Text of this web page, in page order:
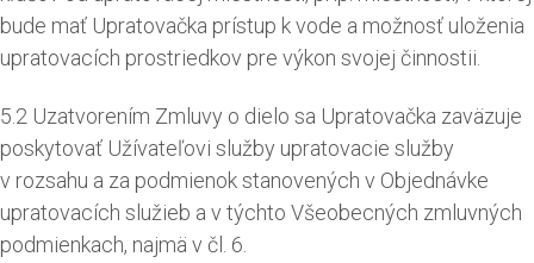
bude mať Upratovačka prístup k vode a možnosť uloženia
upratovacích prostriedkov pre výkon svojej činnostii.
5.2 Uzatvorením Zmluvy o dielo sa Upratovačka zaväzuje
poskytovať Užívateľovi služby upratovacie služby
v rozsahu a za podmienok stanovených v Objednávke
upratovacích služieb a v týchto Všeobecných zmluvných
podmienkach, najmä v čl. 6.